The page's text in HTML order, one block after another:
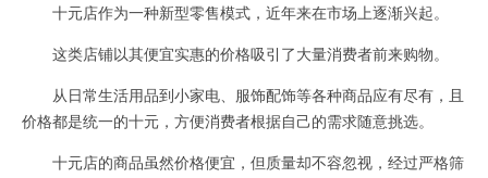
十元店作为一种新型零售模式，近年来在市场上逐渐兴起。
这类店铺以其便宜实惠的价格吸引了大量消费者前来购物。
从日常生活用品到小家电、服饰配饰等各种商品应有尽有，且
价格都是统一的十元，方便消费者根据自己的需求随意挑选。
十元店的商品虽然价格便宜，但质量却不容忽视，经过严格筛